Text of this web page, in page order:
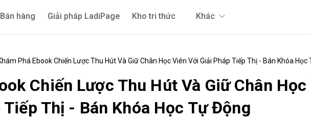
Bán hàng Giải pháp LadiPage Kho tri thức Khác
Phá Ebook Chiến Lược Thu Hút Và Giữ Chân Học Viên Với Giải Pháp Tiếp Thị - Bán Khóa Học
Chiến Lược Thu Hút Và Giữ Chân
Thị - Bán Khóa Học Tự Động